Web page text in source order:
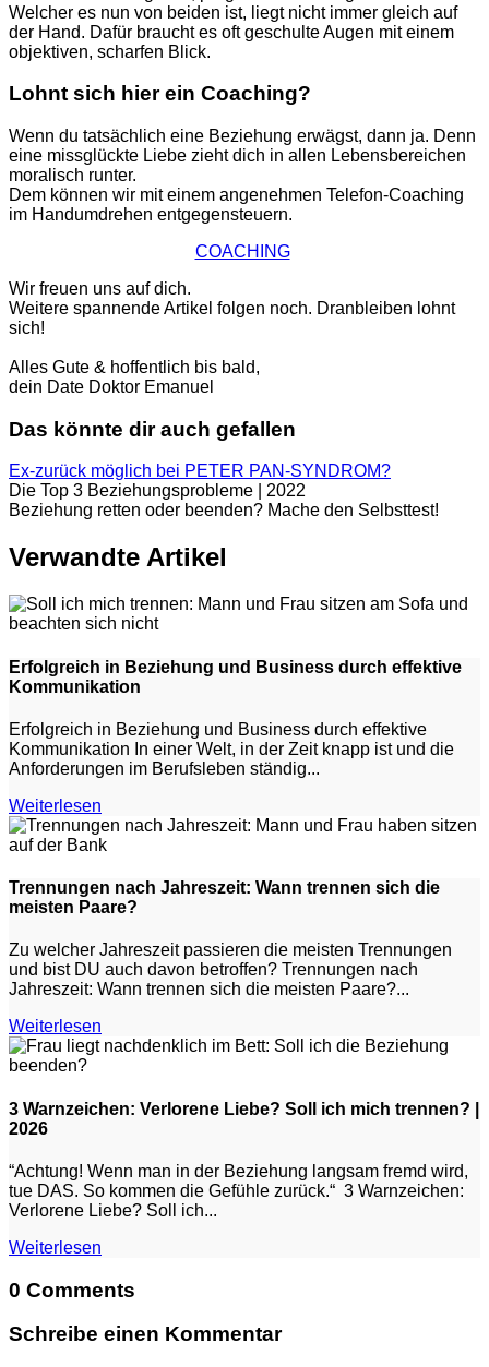
Welcher es nun von beiden ist, liegt nicht immer gleich auf
der Hand. Dafür braucht es oft geschulte Augen mit einem
objektiven, scharfen Blick.
Lohnt sich hier ein Coaching?
Wenn du tatsächlich eine Beziehung erwägst, dann ja. Denn
eine missglückte Liebe zieht dich in allen Lebensbereichen
moralisch runter.
Dem können wir mit einem angenehmen Telefon-Coaching
im Handumdrehen entgegensteuern.
COACHING
Wir freuen uns auf dich.
Weitere spannende Artikel folgen noch. Dranbleiben lohnt
sich!
Alles Gute & hoffentlich bis bald,
dein Date Doktor Emanuel
Das könnte dir auch gefallen
Ex-zurück möglich bei PETER PAN-SYNDROM?
Die Top 3 Beziehungsprobleme | 2022
Beziehung retten oder beenden? Mache den Selbsttest!
Verwandte Artikel
Erfolgreich in Beziehung und Business durch effektive
Kommunikation
Erfolgreich in Beziehung und Business durch effektive
Kommunikation In einer Welt, in der Zeit knapp ist und die
Anforderungen im Berufsleben ständig...
Weiterlesen
Trennungen nach Jahreszeit: Wann trennen sich die
meisten Paare?
Zu welcher Jahreszeit passieren die meisten Trennungen
und bist DU auch davon betroffen? Trennungen nach
Jahreszeit: Wann trennen sich die meisten Paare?...
Weiterlesen
3 Warnzeichen: Verlorene Liebe? Soll ich mich trennen? |
2026
“Achtung! Wenn man in der Beziehung langsam fremd wird,
tue DAS. So kommen die Gefühle zurück.“ 3 Warnzeichen:
Verlorene Liebe? Soll ich...
Weiterlesen
0 Comments
Schreibe einen Kommentar